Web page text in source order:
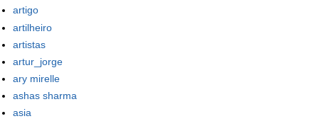
artigo
artilheiro
artistas
artur_jorge
ary mirelle
ashas sharma
asia